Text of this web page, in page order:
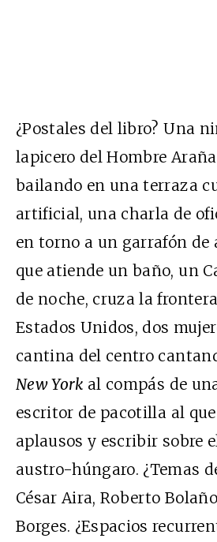
¿Postales del libro? Una
lapicero del Hombre
bailando en una terraza
artificial, una charla de
en torno a un garrafón de
que atiende un baño, un
de noche, cruza la
Estados Unidos, dos
cantina del centro
New York al compás de
escritor de pacotilla al
aplausos y escribir sobre
austro-húngaro. ¿Temas
César Aira, Roberto
Borges. ¿Espacios